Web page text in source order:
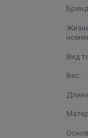
Бренд
Вид
Вес: